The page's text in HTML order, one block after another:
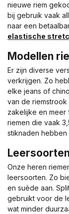
nieuwe riem
bij gebruik vaak
naar een
elastische
Modellen
Er zijn diverse
verkrijgen. Zo
elke jeans of
van de
zakelijke en
riemen die vaak
stiknaden
Onze heren
leersoorten. Zo
en suède aan.
gebruikt voor de
wat minder